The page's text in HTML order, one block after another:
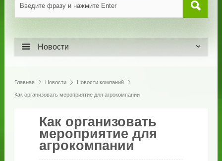
Новости
Главная Новости Новости компаний
Как организовать мероприятие для агрокомпании
Как организовать
мероприятие для
агрокомпании